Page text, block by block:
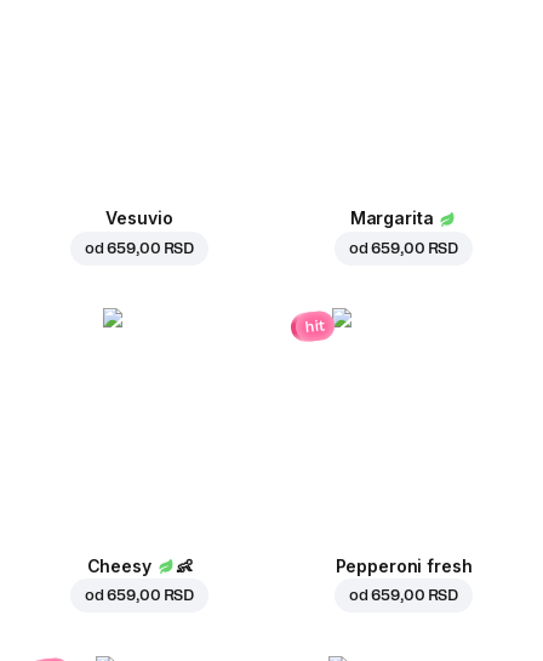
Vesuvio
od659,00 RSD
Margarita
od659,00 RSD
Cheesy 👶
od659,00 RSD
hit
Pepperoni fresh
od659,00 RSD